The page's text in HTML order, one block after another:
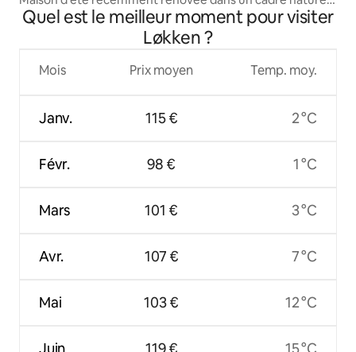
magnifique
Quel est le meilleur moment pour visiter
Løkken ?
Mois
Janv.
Févr.
Mars
Avr.
Mai
Juin
Prix moyen
115 €
98 €
101 €
107 €
103 €
119 €
Temp. moy.
2 °C
1 °C
3 °C
7 °C
12 °C
15 °C